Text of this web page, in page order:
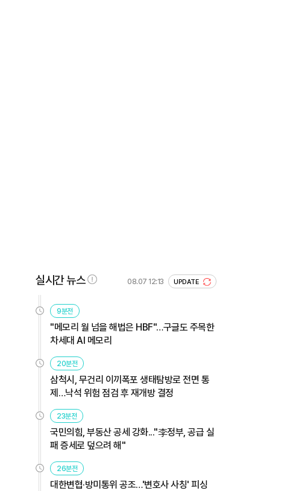
실시간 뉴스 08.07 12:13 UPDATE
9분전
"메모리 월 넘을 해법은 HBF"…구글도 주목한
차세대 AI 메모리
20분전
삼척시, 무건리 이끼폭포 생태탐방로 전면 통
제…낙석 위험 점검 후 재개방 결정
23분전
국민의힘, 부동산 공세 강화..."李정부, 공급 실
패 증세로 덮으려 해"
26분전
대한변협·방미통위 공조…'변호사 사칭' 피싱